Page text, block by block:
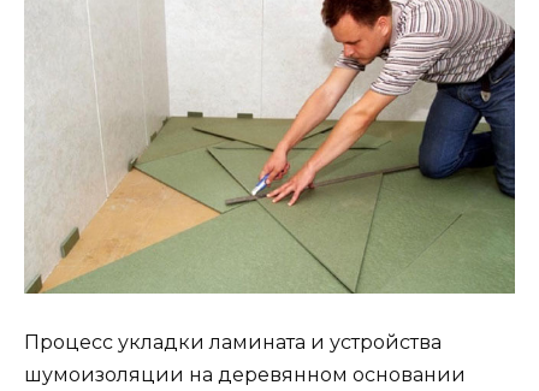
Процесс укладки ламината и устройства
шумоизоляции на деревянном основании